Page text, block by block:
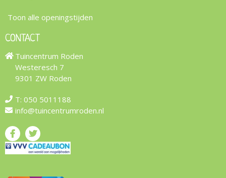
Toon alle openingstijden
CONTACT
Tuincentrum Roden
Westeresch 7
9301 ZW Roden
T: 050 5011188
info@tuincentrumroden.nl